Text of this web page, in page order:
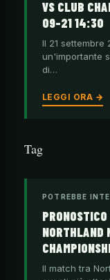
VS CLUB
09-21 14:30
Il 21 settembre
un'importante
di…
LEGGI ORA →
Tag
POTREBBE
NORTHLAND
Il match tra